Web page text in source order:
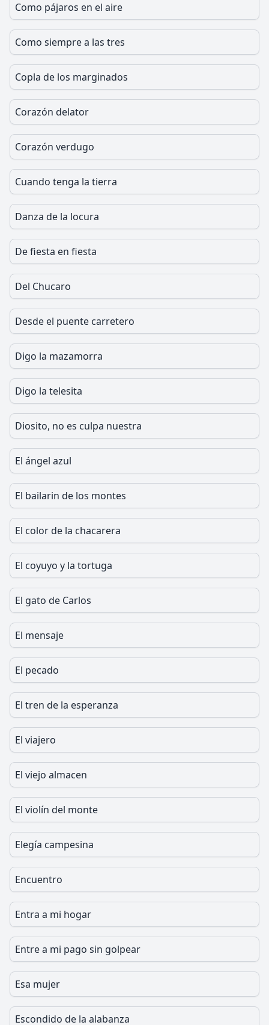
Como pájaros en el aire
Como siempre a las tres
Copla de los marginados
Corazón delator
Corazón verdugo
Cuando tenga la tierra
Danza de la locura
De fiesta en fiesta
Del Chucaro
Desde el puente carretero
Digo la mazamorra
Digo la telesita
Diosito, no es culpa nuestra
El ángel azul
El bailarin de los montes
El color de la chacarera
El coyuyo y la tortuga
El gato de Carlos
El mensaje
El pecado
El tren de la esperanza
El viajero
El viejo almacen
El violín del monte
Elegía campesina
Encuentro
Entra a mi hogar
Entre a mi pago sin golpear
Esa mujer
Escondido de la alabanza